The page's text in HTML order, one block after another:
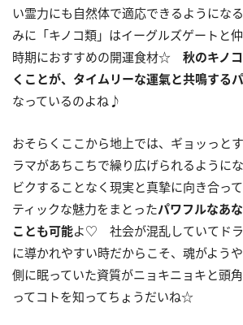
い霊力にも自然体で適応できるように
みに「キノコ類」はイーグルズゲートと
時期におすすめの開運食材☆ 秋のキノ
くことが、タイムリーな運氣と共鳴する
なっているのよね♪
おそらくここから地上では、ギョッっと
ラマがあちこちで繰り広げられるように
ビクすることなく現実と真摯に向き合っ
ティックな魅力をまとったパワフルなあ
ことも可能よ♡ 社会が混乱していてド
に導かれやすい時だからこそ、魂がよう
側に眠っていた資質がニョキニョキと頭
ってコトを知ってちょうだいね☆